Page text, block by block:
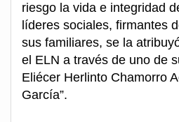
riesgo la vida e integridad
líderes sociales, firmantes
sus familiares, se la
el ELN a través de uno de
Eliécer Herlinto Chamorro
García”.